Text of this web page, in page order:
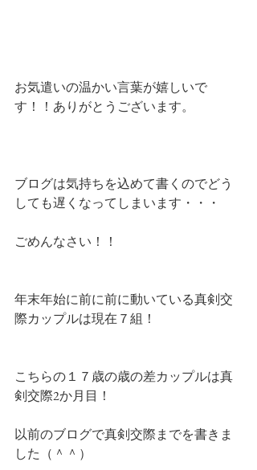
お気遣いの温かい言葉が嬉しいで
す！！ありがとうございます。
ブログは気持ちを込めて書くのでどう
しても遅くなってしまいます・・・
ごめんなさい！！
年末年始に前に前に動いている真剣交
際カップルは現在７組！
こちらの１７歳の歳の差カップルは真
剣交際2か月目！
以前のブログで真剣交際までを書きま
した（＾＾）